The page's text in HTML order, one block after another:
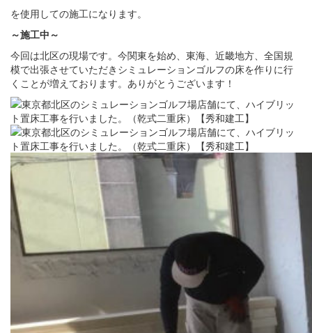
を使用しての施工になります。
～施工中 ～
今回は北区の現場です。今関東を始め、東海、近畿地方、全国規
模で出張させていただきシミュレーションゴルフの床を作りに行
くことが増えております。ありがとうございます！